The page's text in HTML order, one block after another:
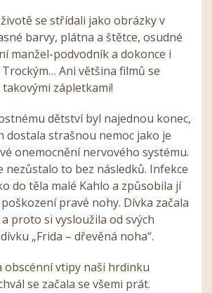
se střídali jako obrázky v
barvy, plátna a štětce, osudné
manžel-podvodník a dokonce i
Ani většina filmů se
zápletkami!
dětství byl najednou konec,
dostala strašnou nemoc jako je
onemocnění nervového systému.
nezůstalo to bez následků. Infekce
do těla malé Kahlo a způsobila jí
pravé nohy. Dívka začala
proto si vysloužila od svých
„Frida – dřevěná noha“.
obscénní vtipy naši hrdinku
se začala se všemi prát.